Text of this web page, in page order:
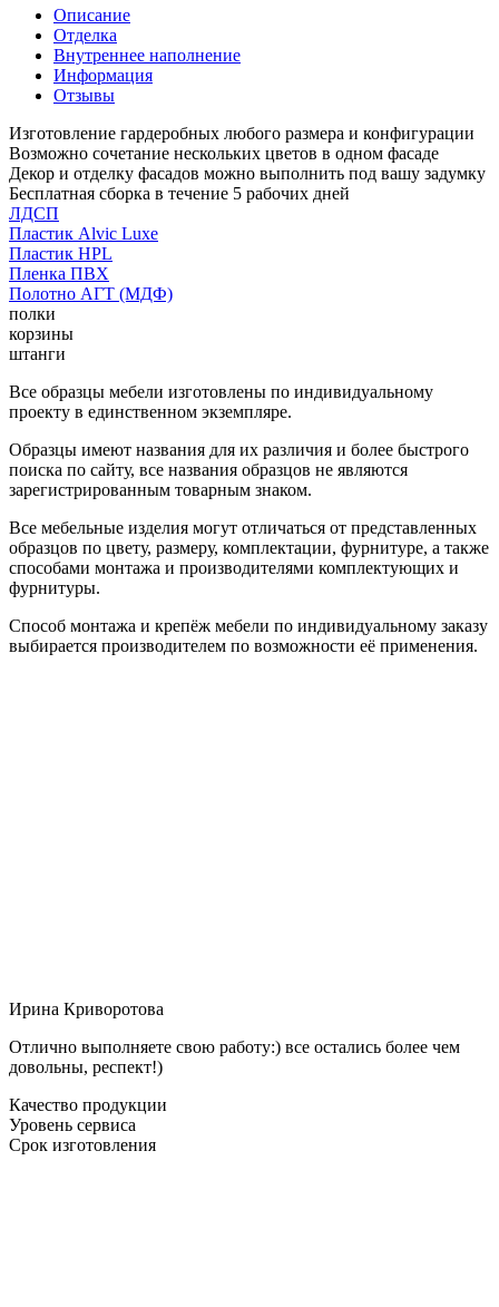
Описание
Отделка
Внутреннее наполнение
Информация
Отзывы
Изготовление гардеробных любого размера и конфигурации
Возможно сочетание нескольких цветов в одном фасаде
Декор и отделку фасадов можно выполнить под вашу задумку
Бесплатная сборка в течение 5 рабочих дней
ЛДСП
Пластик Alvic Luxe
Пластик HPL
Пленка ПВХ
Полотно АГТ (МДФ)
полки
корзины
штанги
Все образцы мебели изготовлены по индивидуальному
проекту в единственном экземпляре.
Образцы имеют названия для их различия и более быстрого
поиска по сайту, все названия образцов не являются
зарегистрированным товарным знаком.
Все мебельные изделия могут отличаться от представленных
образцов по цвету, размеру, комплектации, фурнитуре, а также
способами монтажа и производителями комплектующих и
фурнитуры.
Способ монтажа и крепёж мебели по индивидуальному заказу
выбирается производителем по возможности её применения.
Ирина Криворотова
Отлично выполняете свою работу:) все остались более чем
довольны, респект!)
Качество продукции
Уровень сервиса
Срок изготовления